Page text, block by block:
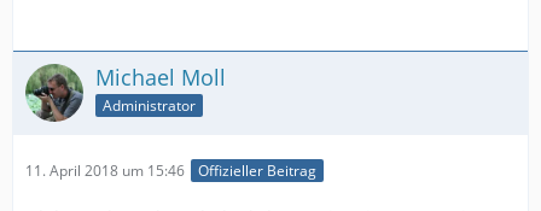
Michael Moll
Administrator
11. April 2018 um 15:46 Offizieller Beitrag